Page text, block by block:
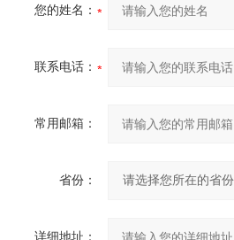
您的姓名：
联系电话：
常用邮箱：
省份：
详细地址：